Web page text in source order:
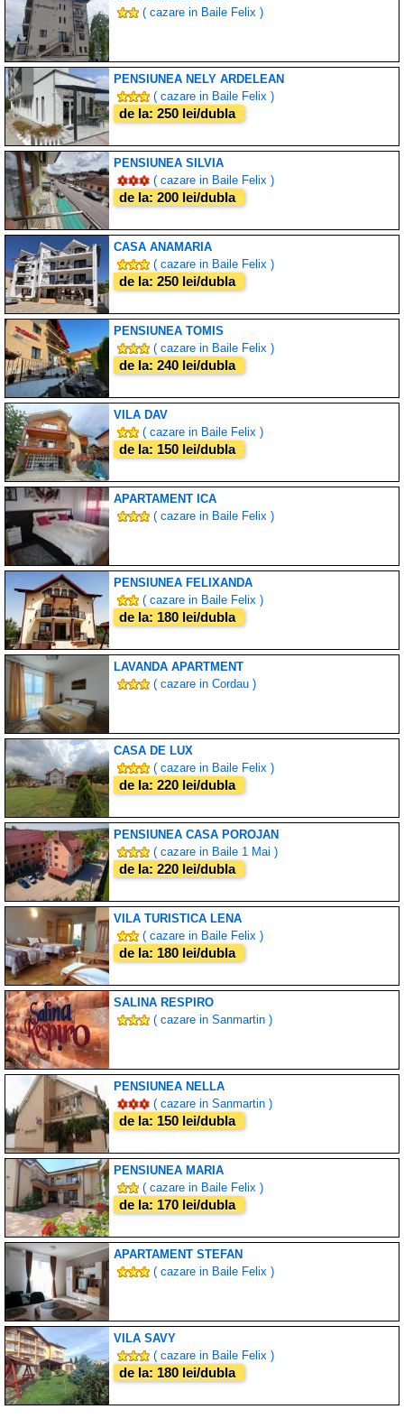
( cazare in Baile Felix )
PENSIUNEA NELY ARDELEAN
( cazare in Baile Felix )
de la: 250 lei/dubla
PENSIUNEA SILVIA
( cazare in Baile Felix )
de la: 200 lei/dubla
CASA ANAMARIA
( cazare in Baile Felix )
de la: 250 lei/dubla
PENSIUNEA TOMIS
( cazare in Baile Felix )
de la: 240 lei/dubla
VILA DAV
( cazare in Baile Felix )
de la: 150 lei/dubla
APARTAMENT ICA
( cazare in Baile Felix )
PENSIUNEA FELIXANDA
( cazare in Baile Felix )
de la: 180 lei/dubla
LAVANDA APARTMENT
( cazare in Cordau )
CASA DE LUX
( cazare in Baile Felix )
de la: 220 lei/dubla
PENSIUNEA CASA POROJAN
( cazare in Baile 1 Mai )
de la: 220 lei/dubla
VILA TURISTICA LENA
( cazare in Baile Felix )
de la: 180 lei/dubla
SALINA RESPIRO
( cazare in Sanmartin )
PENSIUNEA NELLA
( cazare in Sanmartin )
de la: 150 lei/dubla
PENSIUNEA MARIA
( cazare in Baile Felix )
de la: 170 lei/dubla
APARTAMENT STEFAN
( cazare in Baile Felix )
VILA SAVY
( cazare in Baile Felix )
de la: 180 lei/dubla